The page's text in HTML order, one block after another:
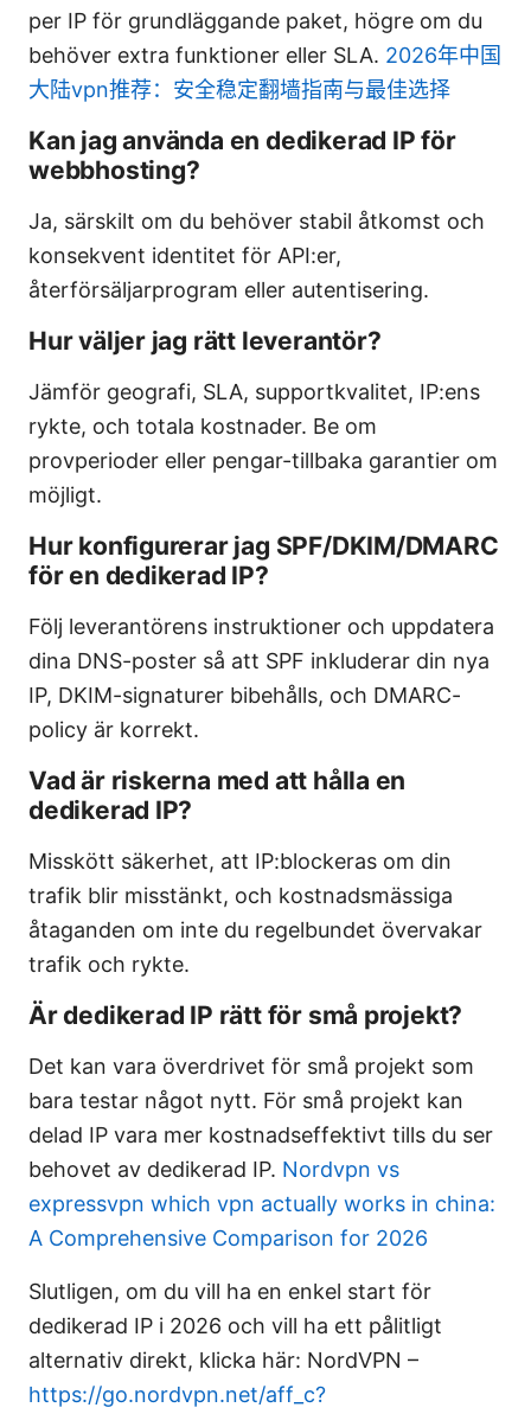
per IP för grundläggande paket, högre om du
behöver extra funktioner eller SLA. 2026年中国
大陆vpn推荐：安全稳定翻墙指南与最佳选择
Kan jag använda en dedikerad IP för
webbhosting?
Ja, särskilt om du behöver stabil åtkomst och
konsekvent identitet för API:er,
återförsäljarprogram eller autentisering.
Hur väljer jag rätt leverantör?
Jämför geografi, SLA, supportkvalitet, IP:ens
rykte, och totala kostnader. Be om
provperioder eller pengar-tillbaka garantier om
möjligt.
Hur konfigurerar jag SPF/DKIM/DMARC
för en dedikerad IP?
Följ leverantörens instruktioner och uppdatera
dina DNS-poster så att SPF inkluderar din nya
IP, DKIM-signaturer bibehålls, och DMARC-
policy är korrekt.
Vad är riskerna med att hålla en
dedikerad IP?
Misskött säkerhet, att IP:blockeras om din
trafik blir misstänkt, och kostnadsmässiga
åtaganden om inte du regelbundet övervakar
trafik och rykte.
Är dedikerad IP rätt för små projekt?
Det kan vara överdrivet för små projekt som
bara testar något nytt. För små projekt kan
delad IP vara mer kostnadseffektivt tills du ser
behovet av dedikerad IP. Nordvpn vs
expressvpn which vpn actually works in china:
A Comprehensive Comparison for 2026
Slutligen, om du vill ha en enkel start för
dedikerad IP i 2026 och vill ha ett pålitligt
alternativ direkt, klicka här: NordVPN –
https://go.nordvpn.net/aff_c?